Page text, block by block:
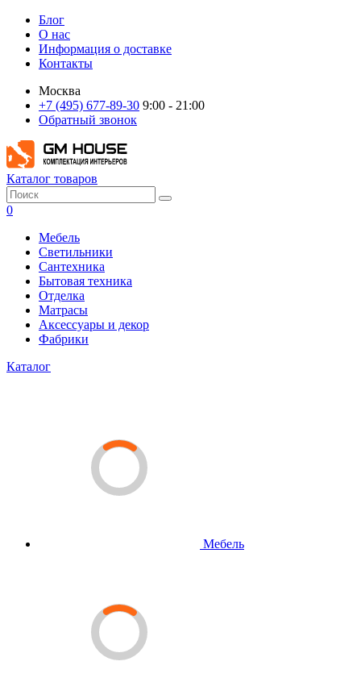
Блог
О нас
Информация о доставке
Контакты
Москва
+7 (495) 677-89-30 9:00 - 21:00
Обратный звонок
Каталог товаров
0
Мебель
Светильники
Сантехника
Бытовая техника
Отделка
Матрасы
Аксессуары и декор
Фабрики
Каталог
Мебель